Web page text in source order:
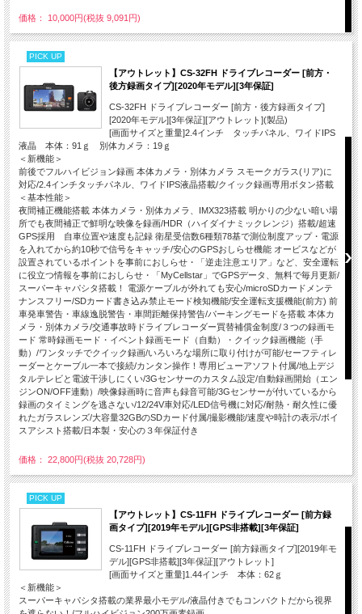
価格： 10,000円(税抜 9,091円)
PICK UP
【アウトレット】CS-32FH ドライブレコーダー [前方・
後方録画タイプ][2020年モデル][3年保証]
CS-32FH ドライブレコーダー [前方・後方録画タイプ]
[2020年モデル][3年保証][アウトレット](製品)
[画面サイズと重量]2.4インチ タッチパネル、ワイドIPS
液晶 本体：91ｇ 別体カメラ：19ｇ
＜新機能＞
前後でフルハイビジョン録画 本体カメラ・別体カメラ スモークガラス(リア)に
対応/2.4インチタッチパネル、ワイドIPS液晶搭載/クイック録画専用ボタン搭載
＜基本性能＞
夜間補正機能搭載 本体カメラ・別体カメラ、IMX323搭載 明かりの少ない暗い場
所でも夜間補正で鮮明な映像を録画/HDR（ハイダイナミックレンジ）搭載/超速
GPS採用 自車位置や速度も記録 衛星受信数6種類78基で測位制度アップ・電源
を入れてから約10秒で信号をキャッチ/安心のGPSおしらせ機能 オービスなどが
設置されているポイントを事前におしらせ・「逆走注意エリア」など、安全運転
に役立つ情報を事前におしらせ・「MyCellstar」でGPSデータ、無料で毎月更新/
スーパーキャパシタ搭載！ 電源ケーブルが外れても安心/microSDカードメンテ
ナンスフリー/SDカード書き込み禁止モード検知機能/安全運転支援機能(前方) 前
車発車警告・車線逸脱警告・車間距離保持警告/パーキングモードを搭載 本体カ
メラ・別体カメラ/交通事故時ドライブレコーダー買替補償金制度/３つの録画モ
ード 常時録画モード・イベント録画モード（自動）・クイック録画機能（手
動）/ワンタッチでクイック録画/いろいろな場所に取り付けが可能/セーフティレ
ーダーとケーブル一本で接続/カンタン操作！専用ビューアソフト付属/地上デジ
タルテレビと電波干渉しにくい/3Gセンサーのカスタム設定/自動録画開始（エン
ジンON/OFF連動）/映像録画時に音声も録音可能/3Gセンサーが付いているから
録画のタイミングを逃さない/12/24V車対応/LED信号機に対応/耐熱・耐久性に優
れたガラスレンズ/大容量32GBのSDカード付属/撮影機能/速度や時計の表示/ボイ
スアシスト搭載/日本製・安心の３年保証付き
価格： 22,800円(税抜 20,728円)
PICK UP
【アウトレット】CS-11FH ドライブレコーダー [前方録
画タイプ][2019年モデル][GPS非搭載][3年保証]
CS-11FH ドライブレコーダー [前方録画タイプ][2019年モ
デル][GPS非搭載][3年保証][アウトレット]
[画面サイズと重量]1.44インチ 本体：62ｇ
＜新機能＞
スーパーキャパシタ搭載の業界最小モデル/液晶付きでもコンパクトだから視界